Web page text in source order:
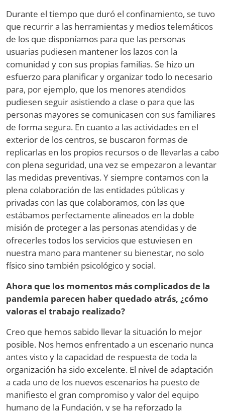
Durante el tiempo que duró el confinamiento, se tuvo
que recurrir a las herramientas y medios telemáticos
de los que disponíamos para que las personas
usuarias pudiesen mantener los lazos con la
comunidad y con sus propias familias. Se hizo un
esfuerzo para planificar y organizar todo lo necesario
para, por ejemplo, que los menores atendidos
pudiesen seguir asistiendo a clase o para que las
personas mayores se comunicasen con sus familiares
de forma segura. En cuanto a las actividades en el
exterior de los centros, se buscaron formas de
replicarlas en los propios recursos o de llevarlas a cabo
con plena seguridad, una vez se empezaron a levantar
las medidas preventivas. Y siempre contamos con la
plena colaboración de las entidades públicas y
privadas con las que colaboramos, con las que
estábamos perfectamente alineados en la doble
misión de proteger a las personas atendidas y de
ofrecerles todos los servicios que estuviesen en
nuestra mano para mantener su bienestar, no solo
físico sino también psicológico y social.
Ahora que los momentos más complicados de la
pandemia parecen haber quedado atrás, ¿cómo
valoras el trabajo realizado?
Creo que hemos sabido llevar la situación lo mejor
posible. Nos hemos enfrentado a un escenario nunca
antes visto y la capacidad de respuesta de toda la
organización ha sido excelente. El nivel de adaptación
a cada uno de los nuevos escenarios ha puesto de
manifiesto el gran compromiso y valor del equipo
humano de la Fundación, y se ha reforzado la